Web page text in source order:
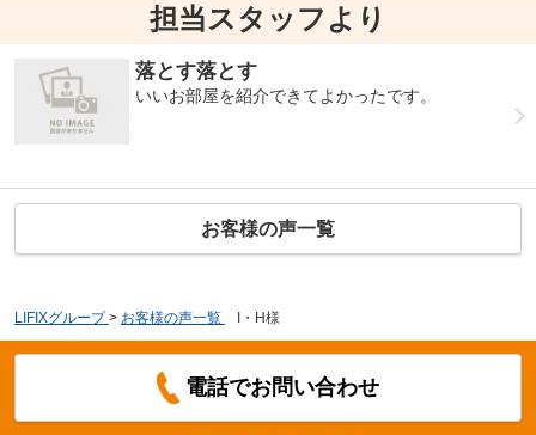
担当スタッフより
落とす落とす
いいお部屋を紹介できてよかったです。
お客様の声一覧
LIFIXグループ > お客様の声一覧 I・H様
電話でお問い合わせ